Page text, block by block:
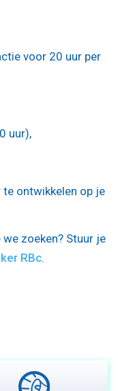
voor 20 uur per
uur),
ontwikkelen op je
zoeken? Stuur je
RBc.